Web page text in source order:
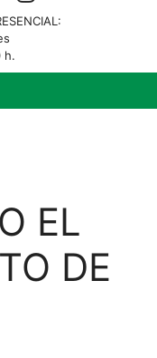
h.
EL
DE